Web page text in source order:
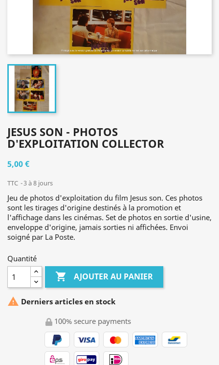
JESUS SON - PHOTOS
D'EXPLOITATION COLLECTOR
5,00 €
TTC 3 à 8 jours
Jeu de photos d'exploitation du film Jesus son. Ces photos
sont les tirages d'origine destinés à la promotion et
l'affichage dans les cinémas. Set de photos en sortie d'usine,
enveloppe d'origine, jamais sorties ni affichées. Envoi
soigné par La Poste.
Quantité
 AJOUTER AU PANIER
 Derniers articles en stock
100% secure payments